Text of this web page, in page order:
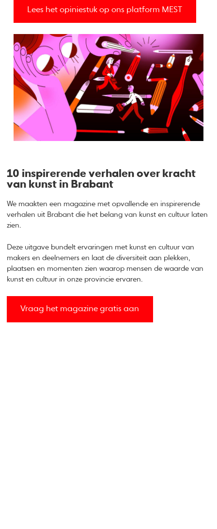
Lees het opiniestuk op ons platform MEST
10 inspirerende verhalen over kracht
van kunst in Brabant
We maakten een magazine met opvallende en inspirerende
verhalen uit Brabant die het belang van kunst en cultuur laten
zien.
Deze uitgave bundelt ervaringen met kunst en cultuur van
makers en deelnemers en laat de diversiteit aan plekken,
plaatsen en momenten zien waarop mensen de waarde van
kunst en cultuur in onze provincie ervaren.
Vraag het magazine gratis aan